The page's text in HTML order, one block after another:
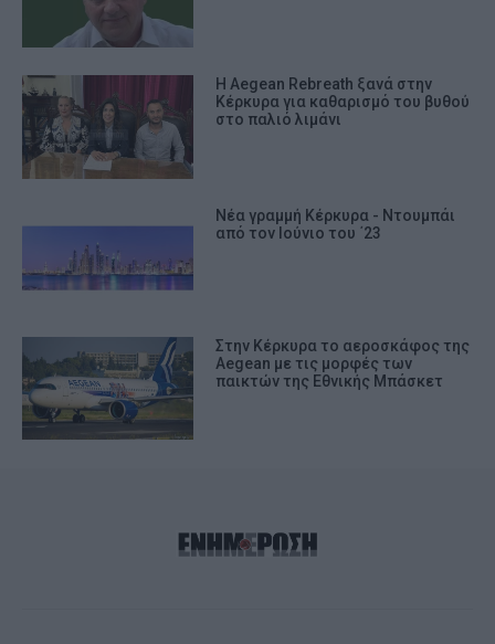
Η Aegean Rebreath ξανά στην
Κέρκυρα για καθαρισμό του βυθού
στο παλιό λιμάνι
Νέα γραμμή Κέρκυρα - Ντουμπάι
από τον Ιούνιο του ΄23
Στην Κέρκυρα το αεροσκάφος της
Aegean με τις μορφές των
παικτών της Εθνικής Μπάσκετ